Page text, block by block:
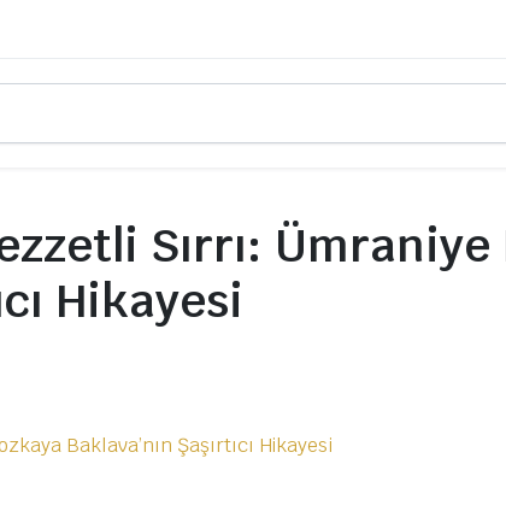
Sırrı: Ümraniye
Hikayesi